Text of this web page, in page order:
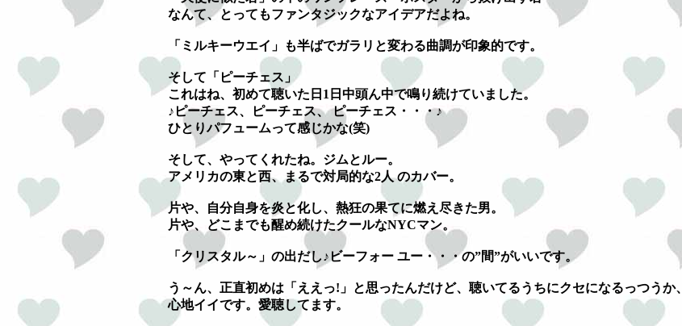
なんて、とってもファンタジックなアイデアだよね。
「ミルキーウエイ」も半ばでガラリと変わる曲調が印象的です。
そして「ピーチェス」
これはね、初めて聴いた日1日中頭ん中で鳴り続けていました。
♪ピーチェス、ピーチェス、 ピーチェス・・・♪
ひとりパフュームって感じかな(笑)
そして、やってくれたね。ジムとルー。
アメリカの東と西、まるで対局的な2人 のカバー。
片や、自分自身を炎と化し、熱狂の果てに燃え尽きた男。
片や、どこまでも醒め続けたクールなNYCマン。
「クリスタル～」の出だし♪ビーフォー ユー・・・の”間”がいいです。
う～ん、正直初めは「ええっ!」と思ったんだけど、聴いてるうちにクセになるっつうか、
心地イイです。愛聴してます。